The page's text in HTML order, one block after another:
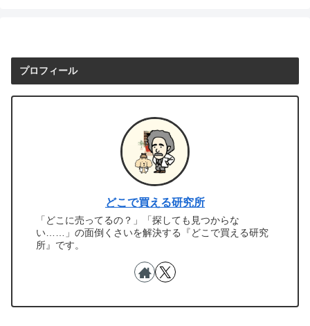
プロフィール
どこで買える研究所
「どこに売ってるの？」「探しても見つからな
い……」の面倒くさいを解決する『どこで買える研究
所』です。